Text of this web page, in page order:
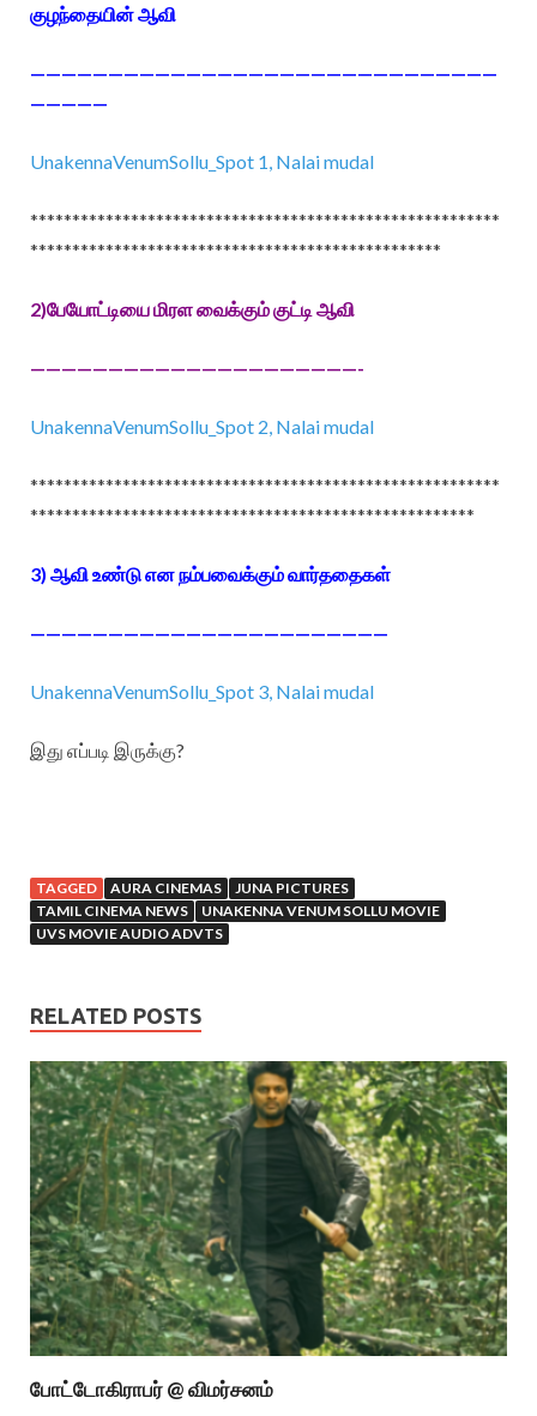
குழந்தையின் ஆவி
——————————————————————————————
—————
UnakennaVenumSollu_Spot 1, Nalai mudal
********************************************************
*************************************************
2)பேயோட்டியை மிரள வைக்கும் குட்டி ஆவி
—————————————————————-
UnakennaVenumSollu_Spot 2, Nalai mudal
********************************************************
*****************************************************
3) ஆவி உண்டு என நம்பவைக்கும் வார்ததைகள்
———————————————————————
UnakennaVenumSollu_Spot 3, Nalai mudal
இது எப்படி இருக்கு?
TAGGED AURA CINEMAS
JUNA PICTURES
TAMIL CINEMA NEWS
UNAKENNA VENUM SOLLU MOVIE
UVS MOVIE AUDIO ADVTS
RELATED POSTS
போட்டோகிராபர் @ விமர்சனம்